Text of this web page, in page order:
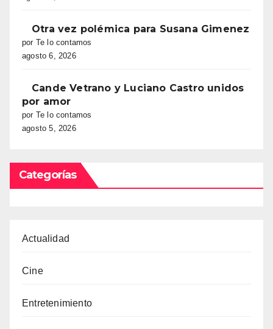
Otra vez polémica para Susana Gimenez
por Te lo contamos
agosto 6, 2026
Cande Vetrano y Luciano Castro unidos
por amor
por Te lo contamos
agosto 5, 2026
Categorías
Actualidad
Cine
Entretenimiento